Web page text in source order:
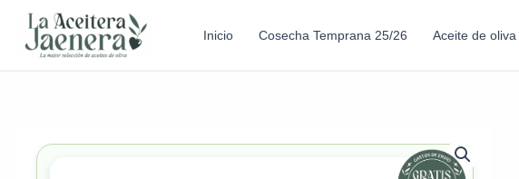
Inicio Cosecha Temprana 25/26 Aceite de oliva